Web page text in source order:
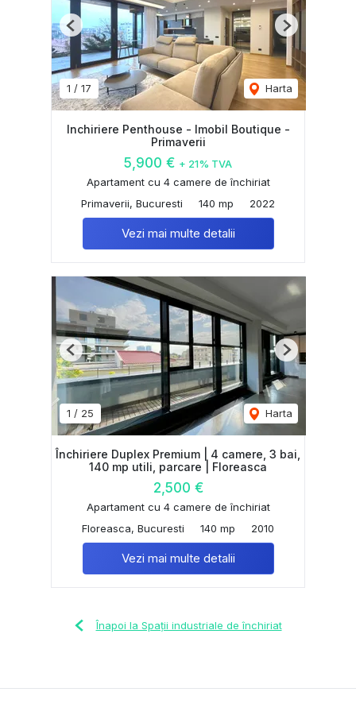
1 / 17 Harta
Previous Next
Inchiriere Penthouse - Imobil Boutique -
Primaverii
5,900 € + 21% TVA
Apartament cu 4 camere de închiriat
Primaverii, Bucuresti
140 mp 2022
Vezi mai multe detalii
1 / 25 Harta
Previous Next
Închiriere Duplex Premium | 4 camere, 3 bai,
140 mp utili, parcare | Floreasca
2,500 €
Apartament cu 4 camere de închiriat
Floreasca, Bucuresti
140 mp 2010
Vezi mai multe detalii
Înapoi la Spații industriale de închiriat